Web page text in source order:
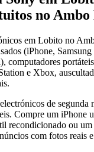
no
em Lobito no
(iPhone,
computadores
e Xbox,
de segunda
Compre um iPhone
recondicionado ou
com fotos reais